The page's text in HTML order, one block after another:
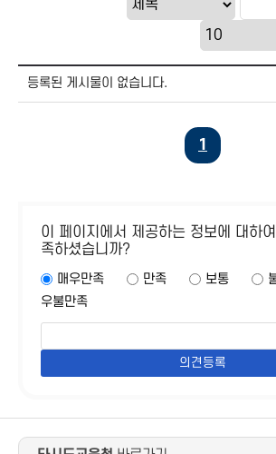
등록된 게시물이 없습니다.
1
이 페이지에서 제공하는 정보에 대하
족하셨습니까?
매우만족 만족 보통
우불만족